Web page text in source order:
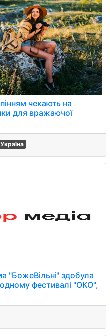
чекають на
для вражаючої
"БожеВільні" здобула
фестивалі "OKO",